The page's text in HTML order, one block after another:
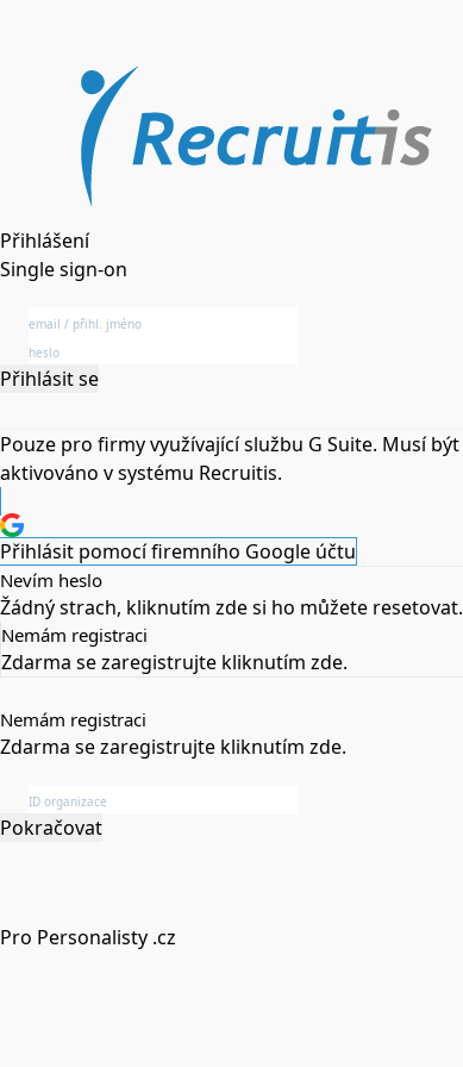
Přihlášení
Single sign-on
Přihlásit se
Pouze pro firmy využívající službu G Suite. Musí být
aktivováno v systému Recruitis.
Přihlásit pomocí firemního Google účtu
Nevím heslo
Žádný strach, kliknutím zdesi ho můžete resetovat.
Nemám registraci
Zdarma se zaregistrujte kliknutím zde.
Nemám registraci
Zdarma se zaregistrujte kliknutím zde.
Pokračovat
Pro Personalisty .cz